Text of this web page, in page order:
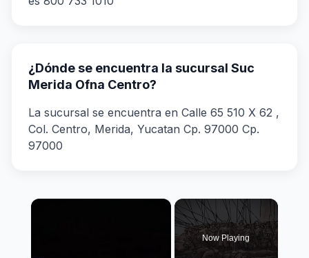
¿Dónde se encuentra la sucursal Suc
Merida Ofna Centro?
La sucursal se encuentra en Calle 65 510 X 62 ,
Col. Centro, Merida, Yucatan Cp. 97000 Cp.
97000
×
Now Playing